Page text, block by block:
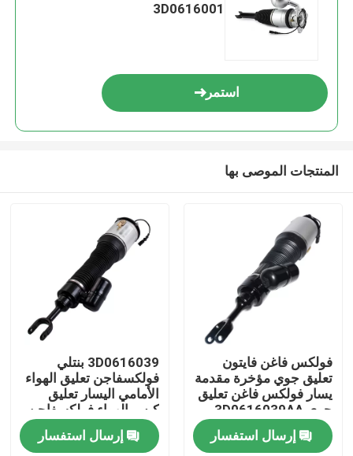
المنزل
3D0616001
استمر
المنتجات الموصى بها
فولكس فاغن فايتون
تعليق جوي مؤخرة مقدمة
يسار فولكس فاغن تعليق
جوي 3D0616039AA
إرسال استفسار
3D0616039 بنتلي
فولكسفاجن تعليق الهواء
الأمامي اليسار تعليق
كيس الهواء فولكسفاجن
إرسال استفسار